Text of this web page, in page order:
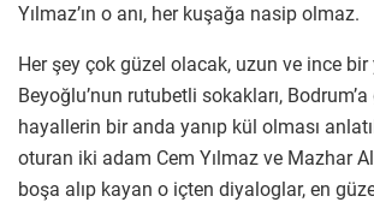
Yılmaz’ın o anı, her kuşağa nasip olmaz.
Her şey çok güzel olacak, uzun ve ince
Beyoğlu’nun rutubetli sokakları,
hayallerin bir anda yanıp kül olması
oturan iki adam Cem Yılmaz ve Mazhar
boşa alıp kayan o içten diyaloglar, en